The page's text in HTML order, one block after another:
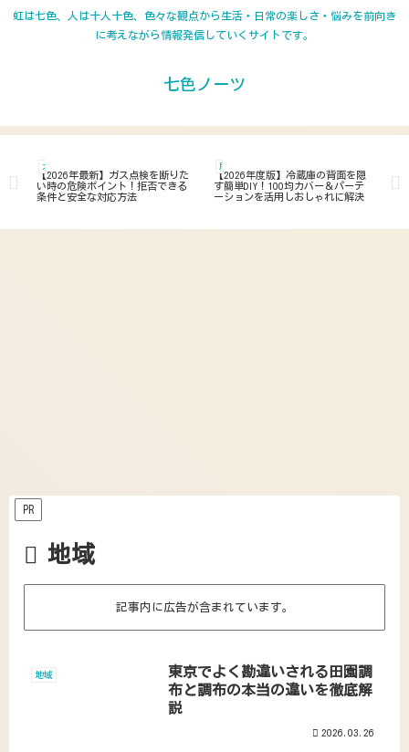
虹は七色、人は十人十色、色々な観点から生活・日常の楽しさ・悩みを前向き
に考えながら情報発信していくサイトです。
七色ノーツ
ツ
ガス
【2026年最新】ガス点検を断りた
い時の危険ポイント！拒否できる
条件と安全な対応方法
居住 住まい 日常
【2026年度版】冷蔵庫の背面を隠
す簡単DIY！100均カバー＆パーテ
ーションを活用しおしゃれに解決
【
PR
地域
記事内に広告が含まれています。
地域
東京でよく勘違いされる田園調
布と調布の本当の違いを徹底解
説
2026.03.26